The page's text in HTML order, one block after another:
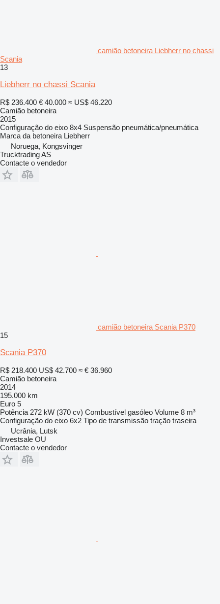
camião betoneira Liebherr no chassi
Scania
13
Liebherr no chassi Scania
R$ 236.400 € 40.000 ≈ US$ 46.220
Camião betoneira
2015
Configuração do eixo 8x4 Suspensão pneumática/pneumática
Marca da betoneira Liebherr
Noruega, Kongsvinger
Trucktrading AS
Contacte o vendedor
camião betoneira Scania P370
15
Scania P370
R$ 218.400 US$ 42.700 ≈ € 36.960
Camião betoneira
2014
195.000 km
Euro 5
Potência 272 kW (370 cv) Combustível gasóleo Volume 8 m³
Configuração do eixo 6x2 Tipo de transmissão tração traseira
Ucrânia, Lutsk
Investsale OU
Contacte o vendedor